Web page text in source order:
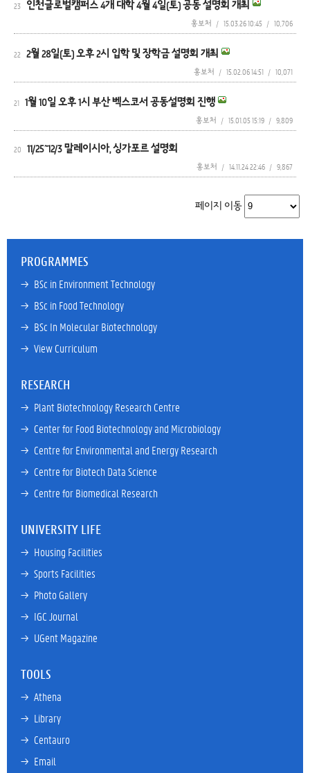
23 인천글로벌캠퍼스 4개 대학 4월 4일(토) 공동 설명회 개최
홍보처 / 15.03.26 10:45 / 10,706
22 2월 28일(토) 오후 2시 입학 및 장학금 설명회 개최
홍보처 / 15.02.06 14:51 / 10,071
21 1월 10일 오후 1시 부산 벡스코서 공동설명회 진행
홍보처 / 15.01.05 15:19 / 9,809
20 11/25~12/3 말레이시아, 싱가포르 설명회
홍보처 / 14.11.24 22:46 / 9,867
페이지 이동
PROGRAMMES
→ BSc in Environment Technology
→ BSc in Food Technology
→ BSc In Molecular Biotechnology
→ View Curriculum
RESEARCH
→ Plant Biotechnology Research Centre
→ Center for Food Biotechnology and Microbiology
→ Centre for Environmental and Energy Research
→ Centre for Biotech Data Science
→ Centre for Biomedical Research
UNIVERSITY LIFE
→ Housing Facilities
→ Sports Facilities
→ Photo Gallery
→ IGC Journal
→ UGent Magazine
TOOLS
→ Athena
→ Library
→ Centauro
→ Email